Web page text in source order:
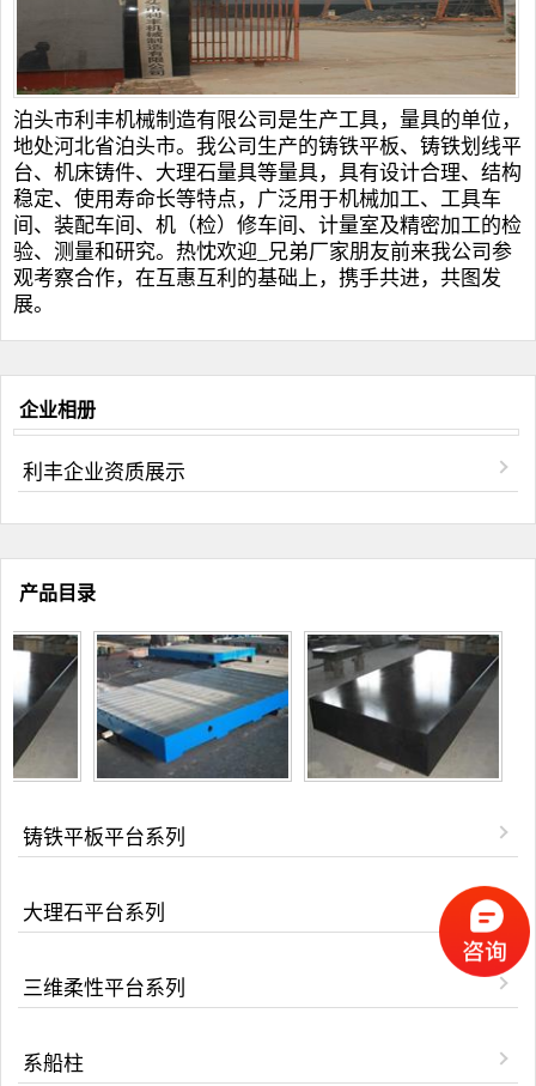
泊头市利丰机械制造有限公司是生产工具，量具的单位，
地处河北省泊头市。我公司生产的铸铁平板、 铸铁划线平
台、 机床铸件、 大理石量具等量具，具有设计合理、结构
稳定、使用寿命长等特点，广泛用于机械加工、工具车
间、装配车间、机（检）修车间、计量室及精密加工的检
验、测量和研究。热忱欢迎_兄弟厂家朋友前来我公司参
观考察合作，在互惠互利的基础上，携手共进，共图发
展。
企业相册
利丰企业资质展示
产品目录
铸铁平板平台系列
大理石平台系列
三维柔性平台系列
系船柱